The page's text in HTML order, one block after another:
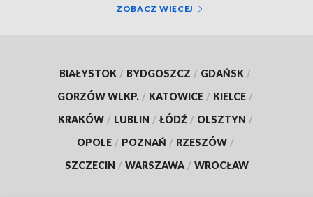
ZOBACZ WIĘCEJ
BIAŁYSTOK / BYDGOSZCZ / GDAŃSK /
GORZÓW WLKP. / KATOWICE / KIELCE /
KRAKÓW / LUBLIN / ŁÓDŹ / OLSZTYN /
OPOLE / POZNAŃ / RZESZÓW /
SZCZECIN / WARSZAWA / WROCŁAW